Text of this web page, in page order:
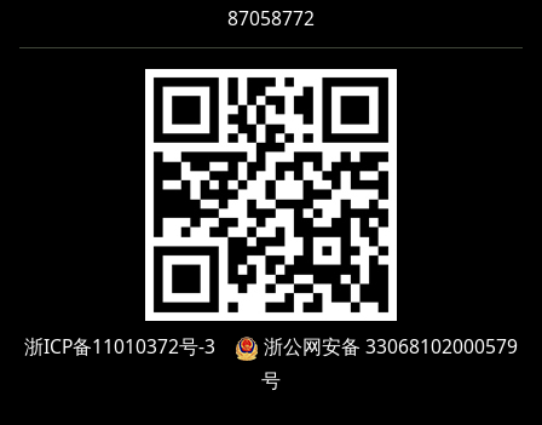
87058772
浙ICP备11010372号-3
浙公网安备 33068102000579
号